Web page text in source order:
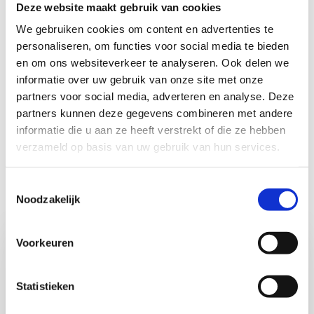
Deze website maakt gebruik van cookies
We gebruiken cookies om content en advertenties te
personaliseren, om functies voor social media te bieden
en om ons websiteverkeer te analyseren. Ook delen we
informatie over uw gebruik van onze site met onze
partners voor social media, adverteren en analyse. Deze
partners kunnen deze gegevens combineren met andere
informatie die u aan ze heeft verstrekt of die ze hebben
verzameld op basis van uw gebruik van hun services.
Noodzakelijk
Voorkeuren
Statistieken
Ben je enthousiast of wil je eerst meer weten? Bel,
app of mail me gerust. Ik vertel je graag meer over
de functie en denk graag met je mee of deze rol bij je
past. Je kunt contact met mij opnemen (Beau) via
beau.konings@proudpeople.nl of 06-11 16 17 62.
Solliciteer
Brandende vraag?